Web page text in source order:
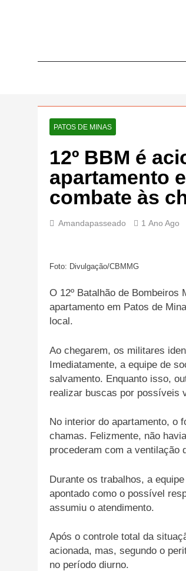
PATOS DE MINAS
12º BBM é
apartamento
combate às
Amandapasseado 1 Ano Ago
Foto: Divulgação/CBMMG
O 12º Batalhão de Bombeiros
apartamento em Patos de
local.
Ao chegarem, os militares
Imediatamente, a equipe de
salvamento. Enquanto isso,
realizar buscas por possíveis
No interior do apartamento, o
chamas. Felizmente, não
procederam com a ventilação
Durante os trabalhos, a
apontado como o possível
assumiu o atendimento.
Após o controle total da
acionada, mas, segundo o
no período diurno.